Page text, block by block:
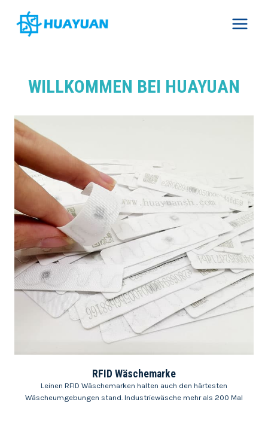
content
WILLKOMMEN BEI HUAYUAN
RFID Wäschemarke
Leinen RFID Wäschemarken halten auch den härtesten
Wäscheumgebungen stand. Industriewäsche mehr als 200 Mal